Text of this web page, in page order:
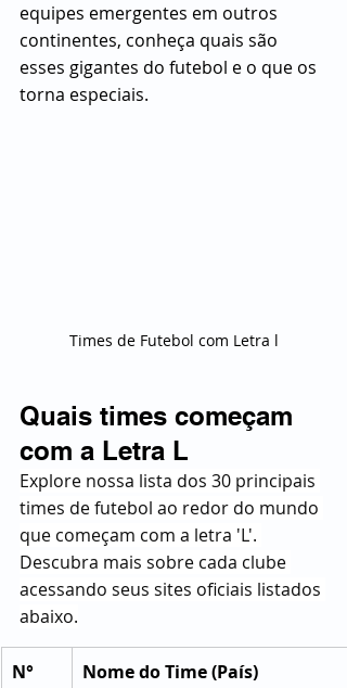
equipes emergentes em outros
continentes, conheça quais são
esses gigantes do futebol e o que os
torna especiais.
Times de Futebol com Letra l
Quais times começam
com a Letra L
Explore nossa lista dos 30 principais
times de futebol ao redor do mundo
que começam com a letra 'L'.
Descubra mais sobre cada clube
acessando seus sites oficiais listados
abaixo.
N° Nome do Time (País)